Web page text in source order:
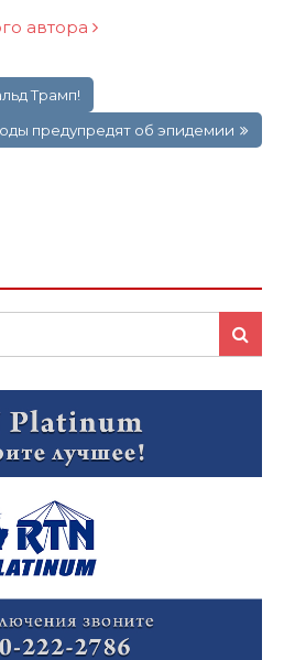
автора
Трамп!
предупредят об эпидемии
Search